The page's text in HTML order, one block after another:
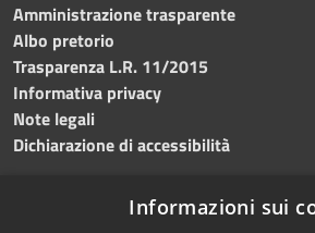
Amministrazione trasparente
Albo pretorio
Trasparenza L.R. 11/2015
Informativa privacy
Note legali
Dichiarazione di accessibilità
Informazioni sui